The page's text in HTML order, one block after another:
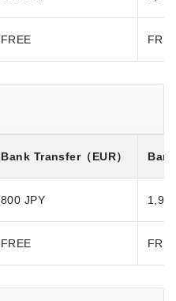
FREE
Bank Transfer（EUR）
800 JPY
FREE